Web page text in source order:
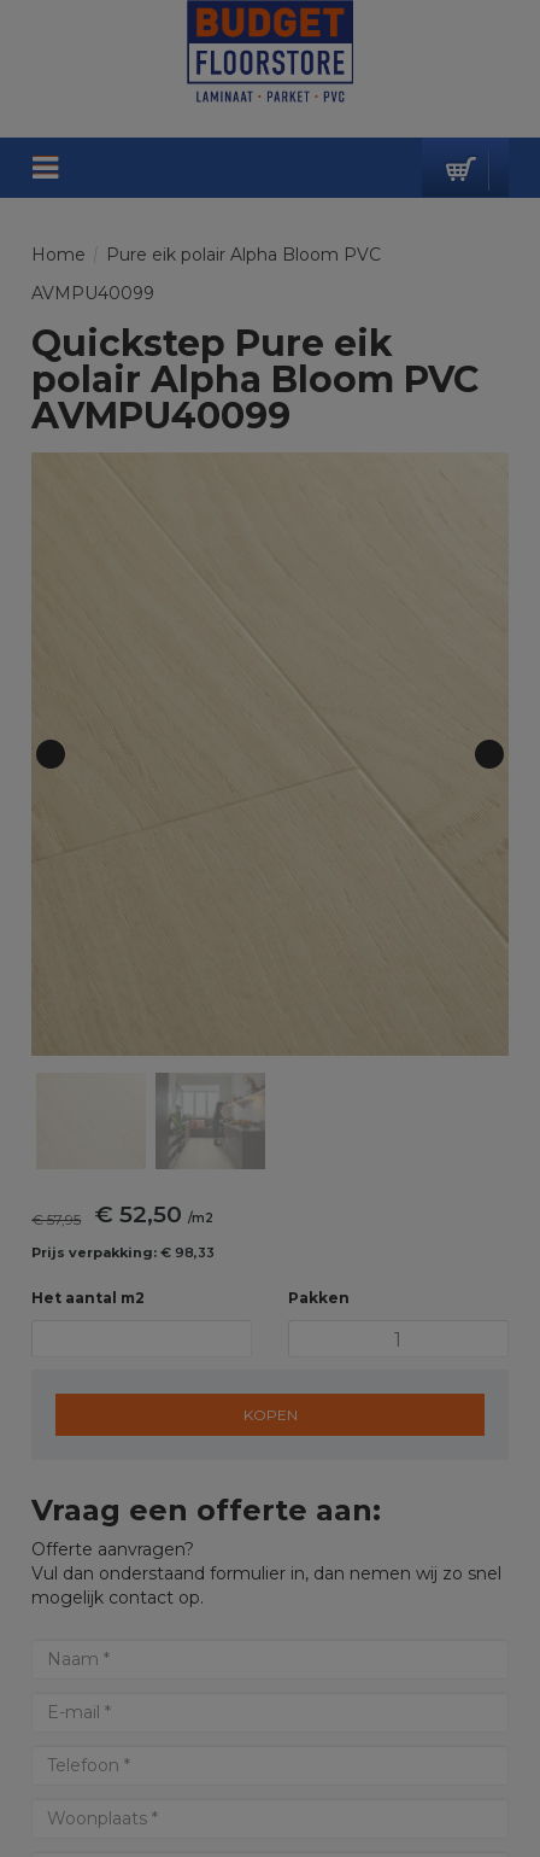
Home
Pure eik polair Alpha Bloom PVC
AVMPU40099
Quickstep Pure eik
polair Alpha Bloom PVC
AVMPU40099
€ 57,95 € 52,50/m2
Prijs verpakking: € 98,33
Het aantal m2 Pakken
KOPEN
Vraag een offerte aan:
Offerte aanvragen?
Vul dan onderstaand formulier in, dan nemen wij zo snel
mogelijk contact op.